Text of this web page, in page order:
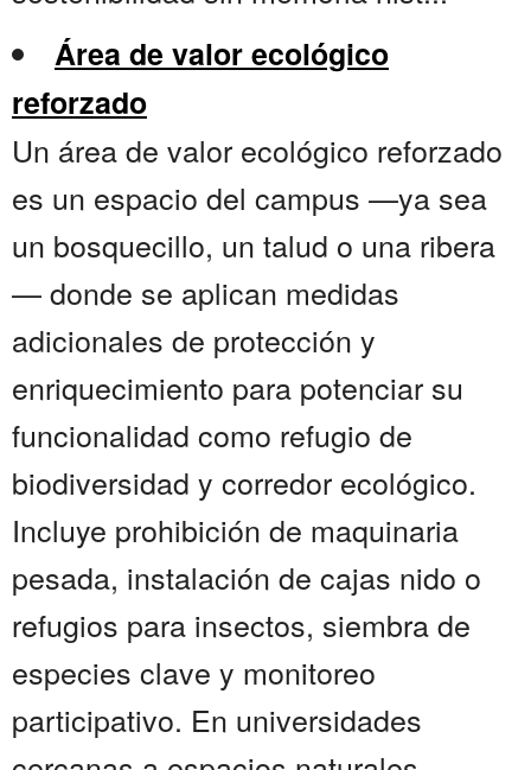
Área de valor ecológico
reforzado
Un área de valor ecológico reforzado
es un espacio del campus —ya sea
un bosquecillo, un talud o una ribera
— donde se aplican medidas
adicionales de protección y
enriquecimiento para potenciar su
funcionalidad como refugio de
biodiversidad y corredor ecológico.
Incluye prohibición de maquinaria
pesada, instalación de cajas nido o
refugios para insectos, siembra de
especies clave y monitoreo
participativo. En universidades